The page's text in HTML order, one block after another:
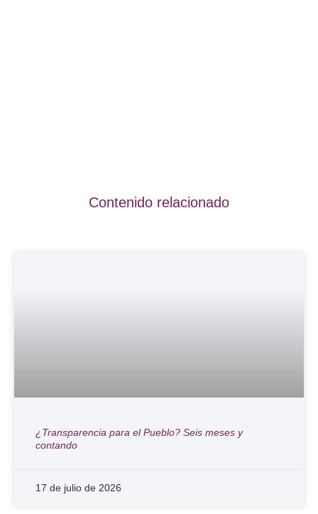
Contenido relacionado
¿Transparencia para el Pueblo? Seis meses y
contando
17 de julio de 2026